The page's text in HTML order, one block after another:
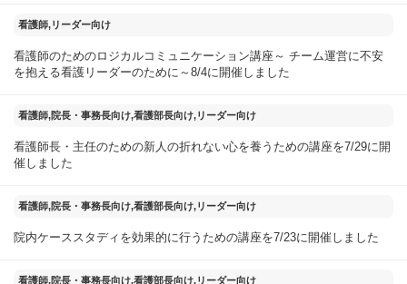
2025年08月05日
看護師,リーダー向け
看護師のためのロジカルコミュニケーション講座～ チーム運営に不安
を抱える看護リーダーのために～8/4に開催しました
2025年07月30日
看護師,院長・事務長向け,看護部長向け,リーダー向け
看護師長・主任のための新人の折れない心を養うための講座を7/29に開
催しました
2025年07月25日
看護師,院長・事務長向け,看護部長向け,リーダー向け
院内ケーススタディを効果的に行うための講座を7/23に開催しました
看護師,院長・事務長向け,看護部長向け,リーダー向け